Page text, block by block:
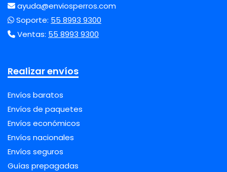
ayuda@enviosperros.com
Soporte: 55 8993 9300
Ventas: 55 8993 9300
Realizar envíos
Envíos baratos
Envíos de paquetes
Envíos económicos
Envíos nacionales
Envíos seguros
Guías prepagadas